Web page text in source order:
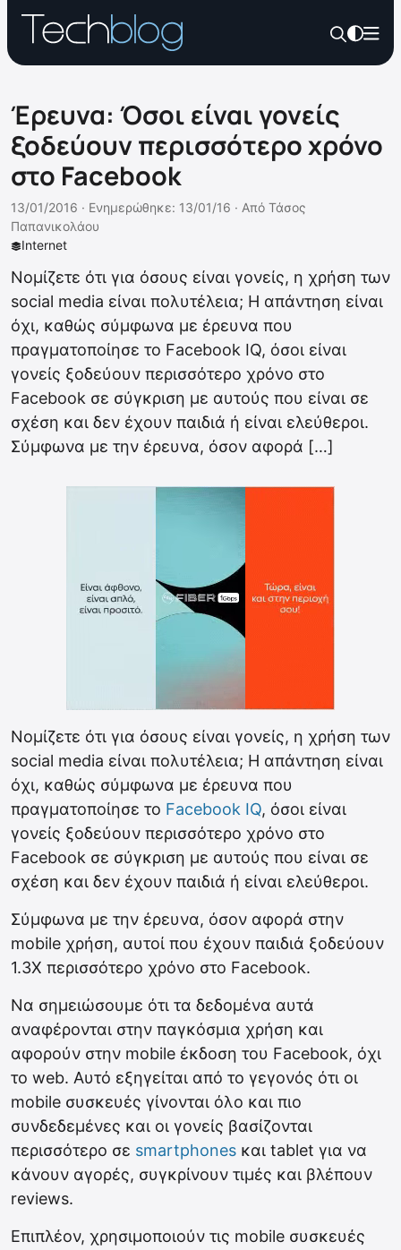
Έρευνα: Όσοι είναι γονείς
ξοδεύουν περισσότερο χρόνο
στο Facebook
Internet
13/01/2016 · Ενημερώθηκε: 13/01/16 · Από Τάσος
Παπανικολάου
Νομίζετε ότι για όσους είναι γονείς, η χρήση των
social media είναι πολυτέλεια; Η απάντηση είναι
όχι, καθώς σύμφωνα με έρευνα που
πραγματοποίησε το Facebook IQ, όσοι είναι
γονείς ξοδεύουν περισσότερο χρόνο στο
Facebook σε σύγκριση με αυτούς που είναι σε
σχέση και δεν έχουν παιδιά ή είναι ελεύθεροι.
Σύμφωνα με την έρευνα, όσον αφορά […]
Νομίζετε ότι για όσους είναι γονείς, η χρήση των
social media είναι πολυτέλεια; Η απάντηση είναι
όχι, καθώς σύμφωνα με έρευνα που
πραγματοποίησε το Facebook IQ, όσοι είναι
γονείς ξοδεύουν περισσότερο χρόνο στο
Facebook σε σύγκριση με αυτούς που είναι σε
σχέση και δεν έχουν παιδιά ή είναι ελεύθεροι.
Σύμφωνα με την έρευνα, όσον αφορά στην
mobile χρήση, αυτοί που έχουν παιδιά ξοδεύουν
1.3X περισσότερο χρόνο στο Facebook.
Να σημειώσουμε ότι τα δεδομένα αυτά
αναφέρονται στην παγκόσμια χρήση και
αφορούν στην mobile έκδοση του Facebook, όχι
το web. Αυτό εξηγείται από το γεγονός ότι οι
mobile συσκευές γίνονται όλο και πιο
συνδεδεμένες και οι γονείς βασίζονται
περισσότερο σε smartphones και tablet για να
κάνουν αγορές, συγκρίνουν τιμές και βλέπουν
reviews.
Επιπλέον, χρησιμοποιούν τις mobile συσκευές